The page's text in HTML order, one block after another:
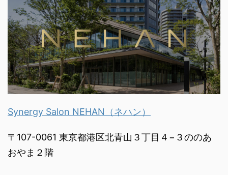
Synergy Salon NEHAN（ネハン）
〒107-0061 東京都港区北青山３丁目４−３ののあ
おやま２階